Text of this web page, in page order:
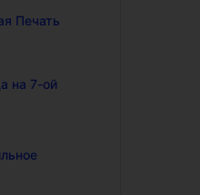
Печать
на 7-ой